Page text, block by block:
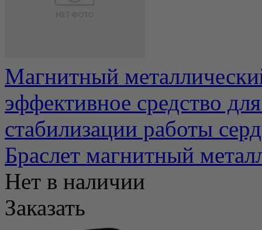
Магнитный
эффективное средство
стабилизации работы
Браслет магнитный
Нет в наличии
Заказать